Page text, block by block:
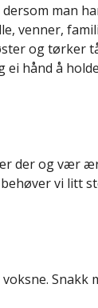
man
venner,
og tørker
ei hånd å
der og vær
vi litt
Snakk